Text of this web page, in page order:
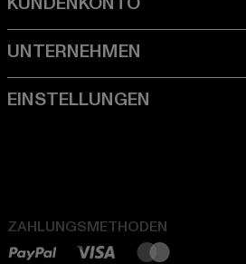
ZAHLUNGSMETHODEN